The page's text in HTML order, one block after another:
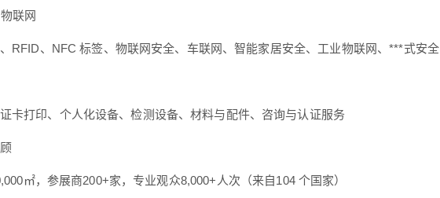
联网
RFID、NFC 标签、物联网安全、车联网、智能家居安全、工业物联网、***式安全
卡打印、个人化设备、检测设备、材料与配件、咨询与认证服务
㎡，参展商200+家，专业观众8,000+人次（来自104 个国家）